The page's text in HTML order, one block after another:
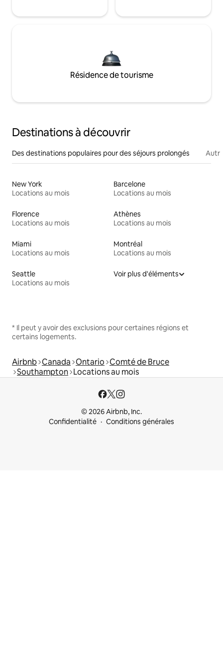
Résidence de tourisme
Destinations à découvrir
Des destinations populaires pour des séjours prolongés
New York
Locations au mois
Barcelone
Locations au mois
Florence
Locations au mois
Athènes
Locations au mois
Miami
Locations au mois
Montréal
Locations au mois
Seattle
Locations au mois
Voir plus d'éléments
* Il peut y avoir des exclusions pour certaines régions et
certains logements.
Airbnb Canada Ontario Comté de Bruce
Southampton Locations au mois
© 2026 Airbnb, Inc.
Confidentialité
Conditions générales